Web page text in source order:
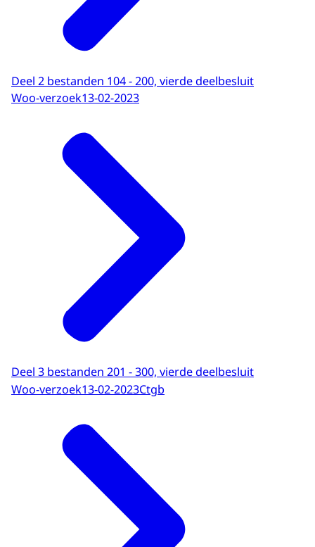
Deel 2 bestanden 104 - 200, vierde deelbesluit
Woo-verzoek13-02-2023
Deel 3 bestanden 201 - 300, vierde deelbesluit
Woo-verzoek13-02-2023Ctgb